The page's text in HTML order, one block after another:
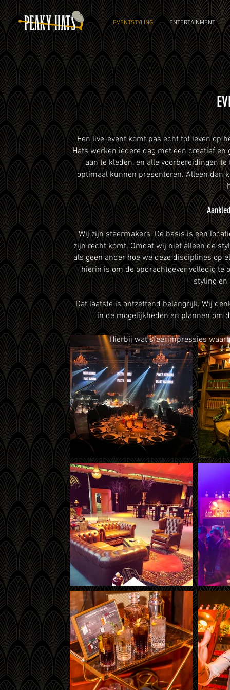
EVENTSTYLING ENTERTAINMENT
Een live-event komt pas echt tot leven op
Hats werken iedere dag met een creatief
aan te kleden, en alle voorbereidingen
optimaal kunnen presenteren. Alleen dan
Wij zijn sfeermakers. De basis is een
zijn recht komt. Omdat wij niet alleen de
als geen ander hoe we deze disciplines op
hierin is om de opdrachtgever volledig te
styling en
Dat laatste is ontzettend belangrijk. Wij
in de mogelijkheden en plannen om
Hierbij wat sfeerimpressies